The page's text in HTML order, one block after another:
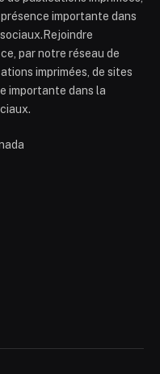
importante dans
par notre réseau de
imprimées, de sites
importante dans la